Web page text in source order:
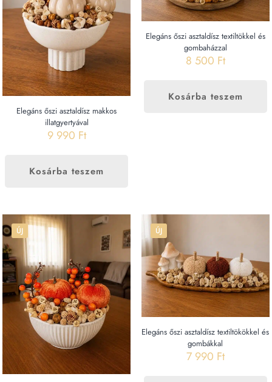
Elegáns őszi asztaldísz makkos
illatgyertyával
9 990 Ft
Kosárba teszem
Elegáns őszi asztaldísz textiltökkel és
gombaházzal
8 500 Ft
Kosárba teszem
ÚJ ÚJ
Elegáns őszi asztaldísz textiltökökkel és
gombákkal
7 990 Ft